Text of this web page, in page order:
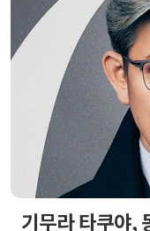
기무라 타쿠야,